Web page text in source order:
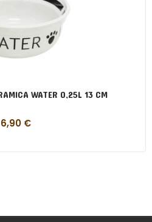
WATER 0,25L 13 CM
6,90 €